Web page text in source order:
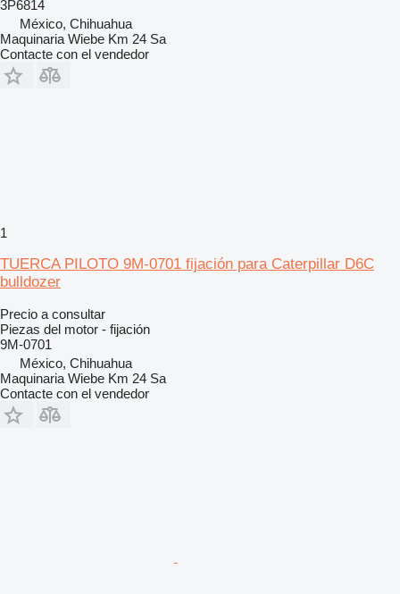
3P6814
México, Chihuahua
Maquinaria Wiebe Km 24 Sa
Contacte con el vendedor
1
TUERCA PILOTO 9M-0701 fijación para Caterpillar D6C
bulldozer
Precio a consultar
Piezas del motor - fijación
9M-0701
México, Chihuahua
Maquinaria Wiebe Km 24 Sa
Contacte con el vendedor